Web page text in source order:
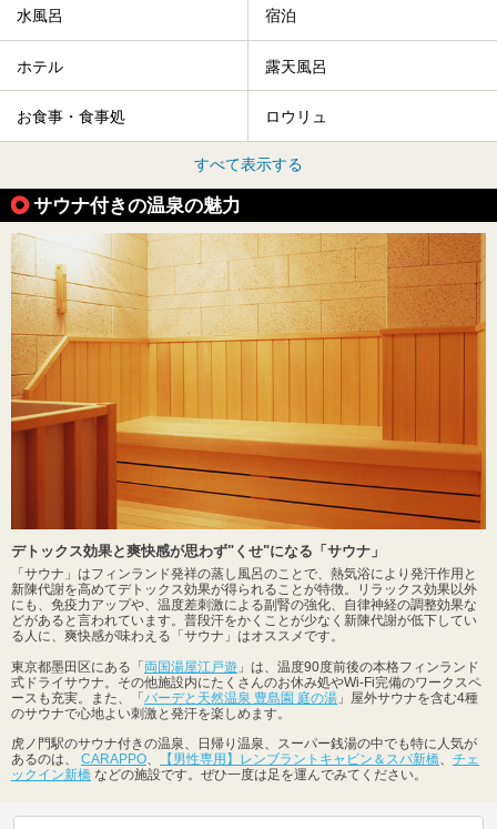
水風呂 宿泊
ホテル 露天風呂
お食事・食事処 ロウリュ
すべて表示する
サウナ付きの温泉の魅力
デトックス効果と爽快感が思わず"くせ"になる「サウナ」
「サウナ」はフィンランド発祥の蒸し風呂のことで、熱気浴により発汗作用と
新陳代謝を高めてデトックス効果が得られることが特徴。リラックス効果以外
にも、免疫力アップや、温度差刺激による副腎の強化、自律神経の調整効果な
どがあると言われています。普段汗をかくことが少なく新陳代謝が低下してい
る人に、爽快感が味わえる「サウナ」はオススメです。
東京都墨田区にある「 両国湯屋江戸遊 」は、温度90度前後の本格フィンランド
式ドライサウナ。その他施設内にたくさんのお休み処やWi-Fi完備のワークスペ
ースも充実。また、「 バーデと天然温泉 豊島園 庭の湯 」屋外サウナを含む4種
のサウナで心地よい刺激と発汗を楽しめます。
虎ノ門駅のサウナ付きの温泉、日帰り温泉、スーパー銭湯の中でも特に人気が
あるのは、 CARAPPO、 【男性専用】レンブラントキャビン＆スパ新橋、 チェ
ックイン新橋 などの施設です。ぜひ一度は足を運んでみてください。